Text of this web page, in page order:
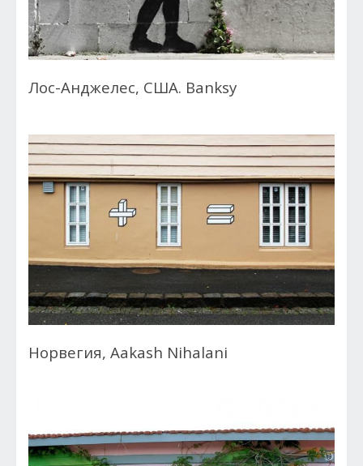
Лос-Анджелес, США. Banksy
Норвегия, Aakash Nihalani